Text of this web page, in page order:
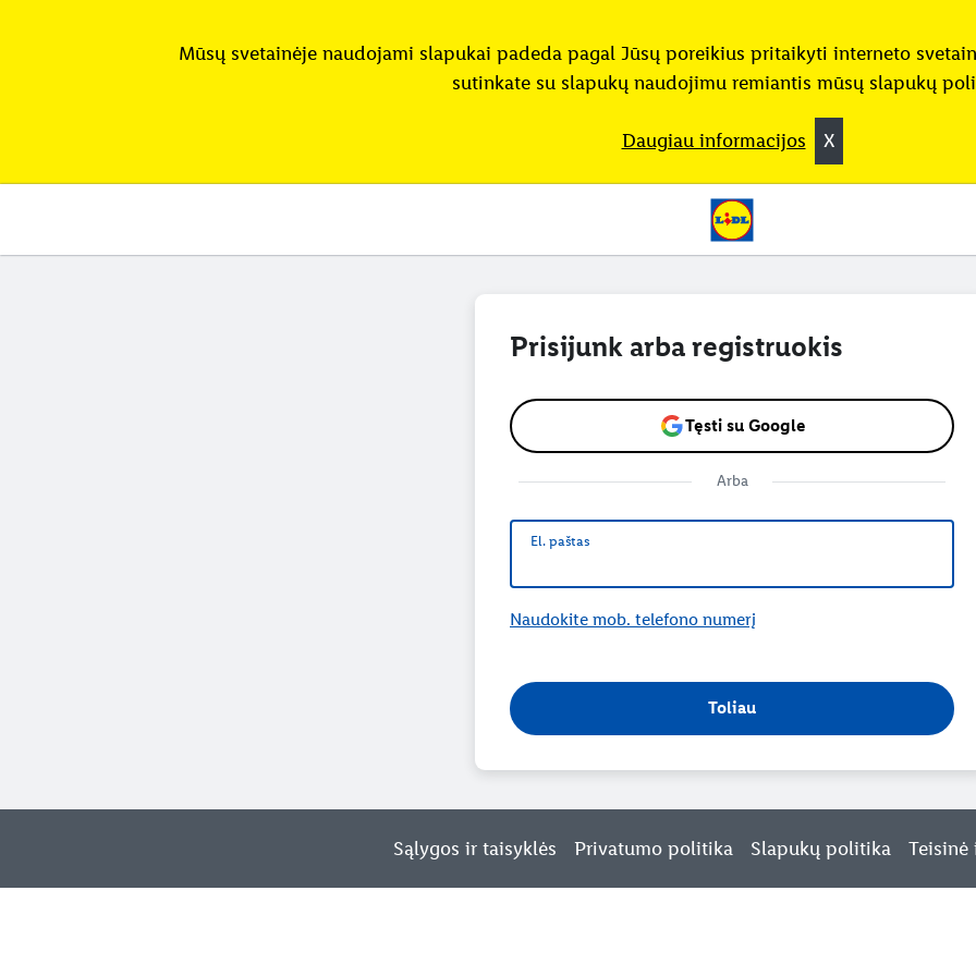
Mūsų svetainėje naudojami slapukai padeda pagal Jūsų poreikius pritaikyti interneto
sutinkate su slapukų naudojimu remiantis mūsų slapukų
Daugiau informacijos X
Prisijunk arba registruokis
Tęsti su Google
Arba
El. paštas
El. paštas
Naudokite mob. telefono numerį
Toliau
Sąlygos ir taisyklės Privatumo politika Slapukų politika